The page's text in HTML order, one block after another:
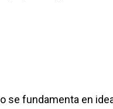
se fundamenta en